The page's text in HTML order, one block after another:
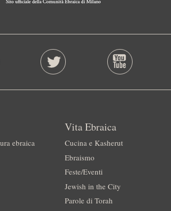
ebraica
Vita Ebraica
Cucina e Kasherut
Ebraismo
Feste/Eventi
Jewish in the City
Parole di Torah